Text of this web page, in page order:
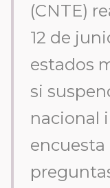
(CNTE)
12 de
estados
si
nacional